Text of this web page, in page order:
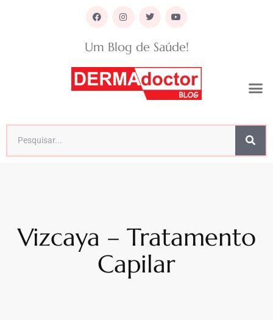
Um Blog de Saúde!
Vizcaya – Tratamento
Capilar